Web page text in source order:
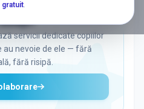
gratuit.
la părinții care
servicii dedicate copiilor
au nevoie de ele — fără
fără risipă.